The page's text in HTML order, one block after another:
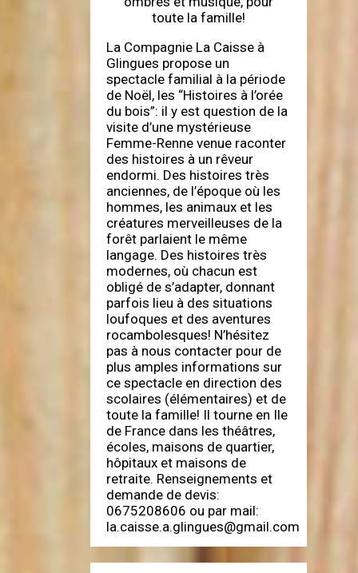
toute la famille!
La Compagnie La Caisse à
Glingues propose un
spectacle familial à la période
de Noël, les “Histoires à l’orée
du bois”: il y est question de la
visite d’une mystérieuse
Femme-Renne venue raconter
des histoires à un rêveur
endormi. Des histoires très
anciennes, de l’époque où les
hommes, les animaux et les
créatures merveilleuses de la
forêt parlaient le même
langage. Des histoires très
modernes, où chacun est
obligé de s’adapter, donnant
parfois lieu à des situations
loufoques et des aventures
rocambolesques! N’hésitez
pas à nous contacter pour de
plus amples informations sur
ce spectacle en direction des
scolaires (élémentaires) et de
toute la famille! Il tourne en Ile
de France dans les théâtres,
écoles, maisons de quartier,
hôpitaux et maisons de
retraite. Renseignements et
demande de devis:
0675208606 ou par mail:
la.caisse.a.glingues@gmail.com